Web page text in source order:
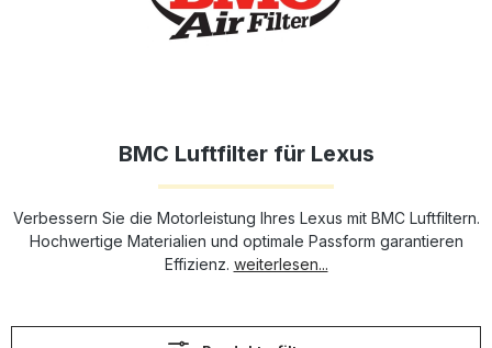
BMC Luftfilter für Lexus
Verbessern Sie die Motorleistung Ihres Lexus mit BMC Luftfiltern.
Hochwertige Materialien und optimale Passform garantieren
Effizienz. weiterlesen...